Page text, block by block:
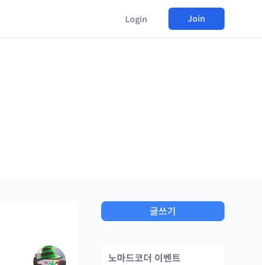
Login Join
글쓰기
노마드코더 이벤트